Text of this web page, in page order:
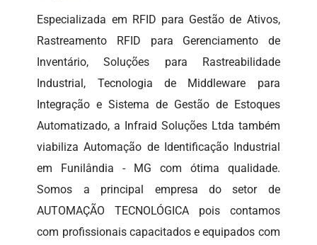
Especializada em RFID para Gestão de Ativos,
Rastreamento RFID para Gerenciamento de
Inventário, Soluções para Rastreabilidade
Industrial, Tecnologia de Middleware para
Integração e Sistema de Gestão de Estoques
Automatizado, a Infraid Soluções Ltda também
viabiliza Automação de Identificação Industrial
em Funilândia - MG com ótima qualidade.
Somos a principal empresa do setor de
AUTOMAÇÃO TECNOLÓGICA pois contamos
com profissionais capacitados e equipados com